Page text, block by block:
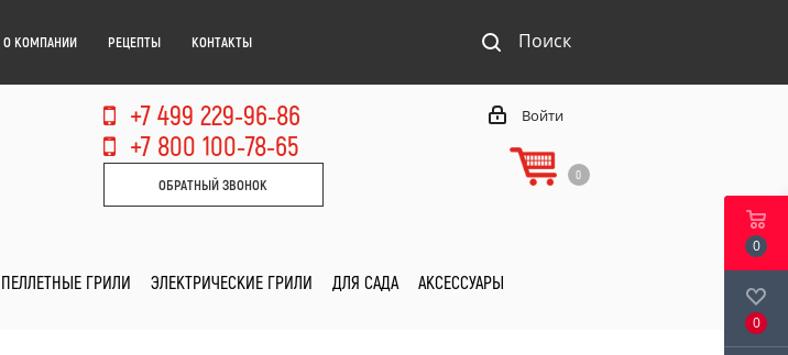
О КОМПАНИИ РЕЦЕПТЫ КОНТАКТЫ Поиск
+7 499 229-96-86
+7 800 100-78-65
ОБРАТНЫЙ ЗВОНОК
Войти
0
ПЕЛЛЕТНЫЕ ГРИЛИ ЭЛЕКТРИЧЕСКИЕ ГРИЛИ ДЛЯ САДА АКСЕССУАРЫ
0
0